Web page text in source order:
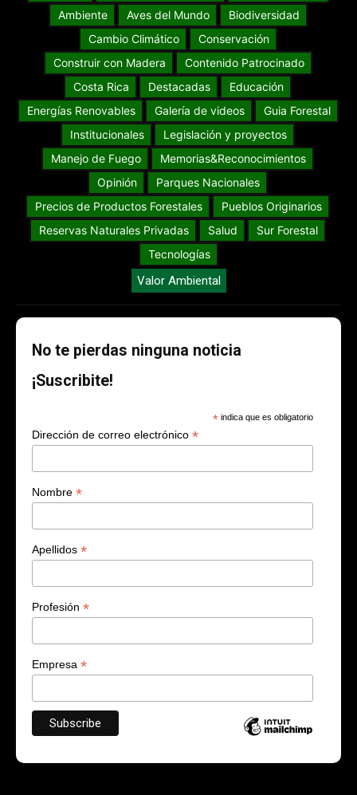
Ambiente
Aves del Mundo
Biodiversidad
Cambio Climático
Conservación
Construir con Madera
Contenido Patrocinado
Costa Rica
Destacadas
Educación
Energías Renovables
Galería de videos
Guia Forestal
Institucionales
Legislación y proyectos
Manejo de Fuego
Memorias&Reconocimientos
Opinión
Parques Nacionales
Precios de Productos Forestales
Pueblos Originarios
Reservas Naturales Privadas
Salud
Sur Forestal
Tecnologías
Valor Ambiental
No te pierdas ninguna noticia
¡Suscribite!
* indica que es obligatorio
Dirección de correo electrónico *
Nombre *
Apellidos *
Profesión *
Empresa *